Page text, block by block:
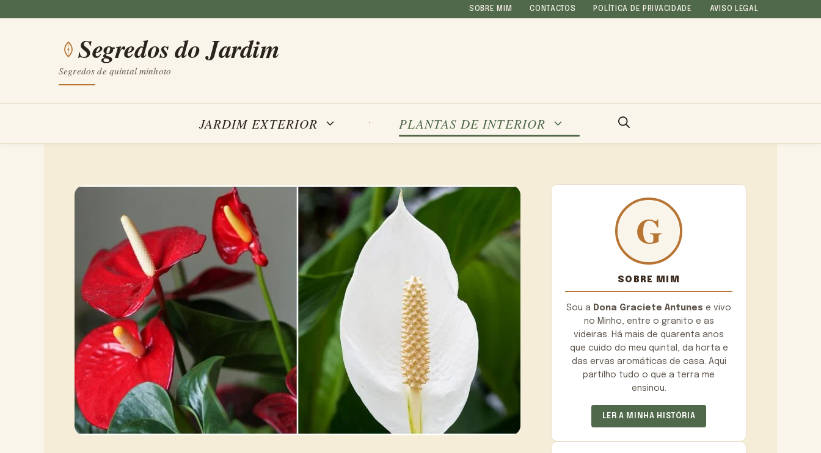
conteúdo
SOBRE MIM CONTACTOS POLÍTICA DE PRIVACIDADE AVISO LEGAL
Segredos do Jardim
Segredos de quintal minhoto
JARDIM EXTERIOR PLANTAS DE INTERIOR
SOBRE MIM
Sou a Dona Graciete Antunes e vivo
no Minho, entre o granito e as
videiras. Há mais de quarenta anos
que cuido do meu quintal, da horta e
das ervas aromáticas de casa. Aqui
partilho tudo o que a terra me
ensinou.
LER A MINHA HISTÓRIA